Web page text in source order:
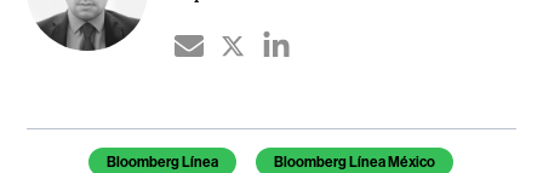
Temas de este artículo
Bloomberg Línea Bloomberg Línea México